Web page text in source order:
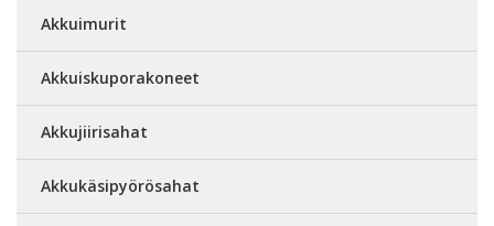
Akkuimurit
Akkuiskuporakoneet
Akkujiirisahat
Akkukäsipyörösahat